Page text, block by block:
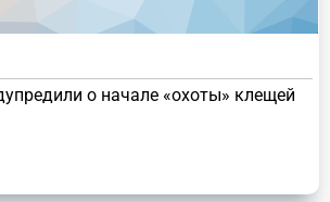
о начале «охоты» клещей